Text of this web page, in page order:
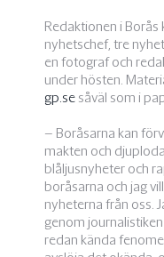
Redaktionen i
nyhetschef, tre
en fotograf och
under hösten.
gp.se såväl som i
– Boråsarna kan
makten och
blåljusnyheter och
boråsarna och jag
nyheterna från oss.
genom
redan kända